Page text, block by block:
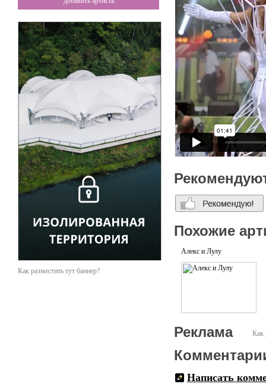
Как разместить тут баннер?
Похожие
Алекс и Лулу
Как
Реклама
Написать